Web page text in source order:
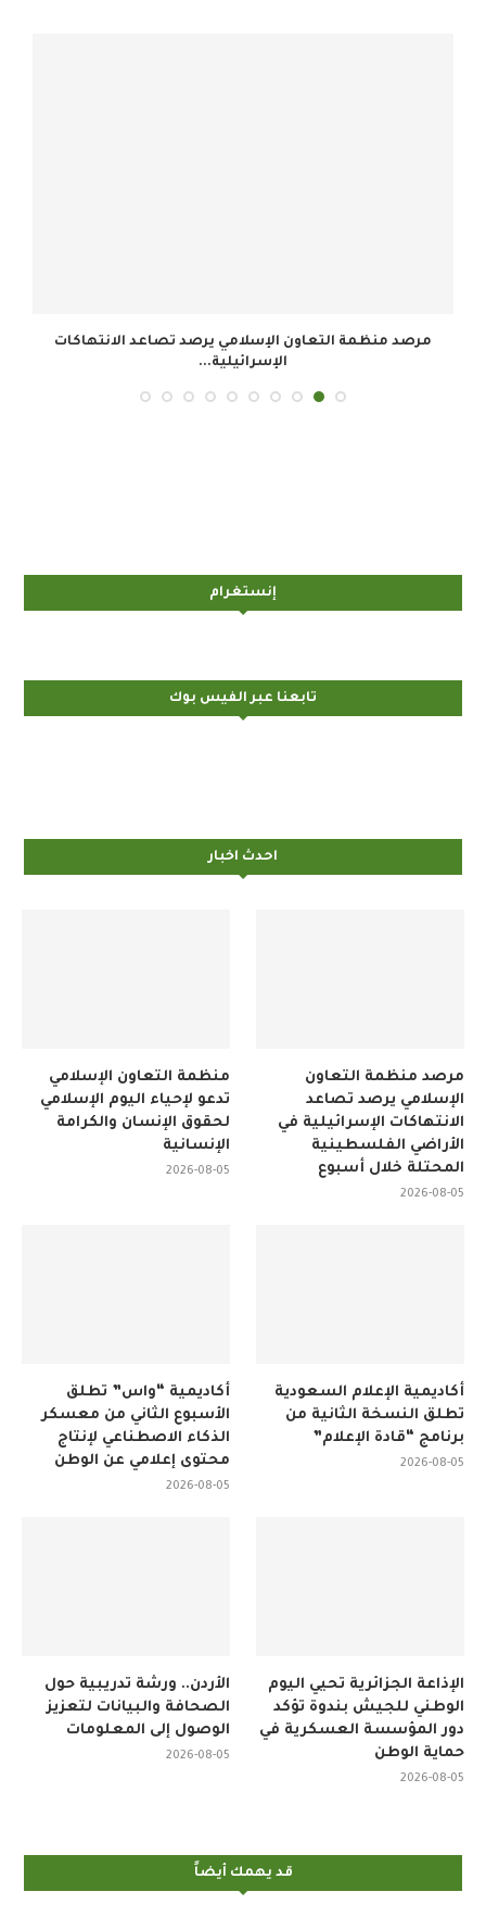
مرصد منظمة التعاون الإسلامي يرصد تصاعد الانتهاكات
الإسرائيلية...
إنستغرام
تابعنا عبر الفيس بوك
احدث اخبار
منظمة التعاون الإسلامي
تدعو لإحياء اليوم الإسلامي
لحقوق الإنسان والكرامة
الإنسانية
2026-08-05
مرصد منظمة التعاون
الإسلامي يرصد تصاعد
الانتهاكات الإسرائيلية في
الأراضي الفلسطينية
المحتلة خلال أسبوع
2026-08-05
أكاديمية “واس” تطلق
الأسبوع الثاني من معسكر
الذكاء الاصطناعي لإنتاج
محتوى إعلامي عن الوطن
2026-08-05
أكاديمية الإعلام السعودية
تطلق النسخة الثانية من
برنامج “قادة الإعلام”
2026-08-05
الأردن.. ورشة تدريبية حول
الصحافة والبيانات لتعزيز
الوصول إلى المعلومات
2026-08-05
الإذاعة الجزائرية تحيي اليوم
الوطني للجيش بندوة تؤكد
دور المؤسسة العسكرية في
حماية الوطن
2026-08-05
قد يهمك أيضاً